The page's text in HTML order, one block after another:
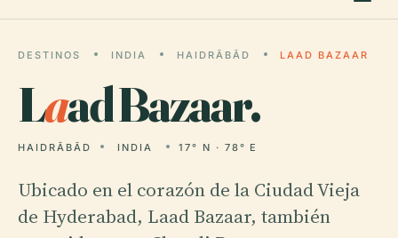
DESTINOS INDIA HAIDRĀBĀD LAAD BAZAAR
Laad Bazaar.
HAIDRĀBĀD INDIA 17° N · 78° E
Ubicado en el corazón de la Ciudad Vieja
de Hyderabad, Laad Bazaar, también